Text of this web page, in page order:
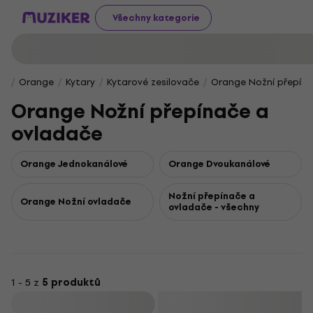
Všechny kategorie
Orange Kytary Kytarové zesilovače Orange Nožní
Orange Nožní přepínače a
ovladače
Orange Jednokanálové Orange Dvoukanálové
Orange Nožní ovladače Nožní přepínače a
ovladače - všechny
1 - 5 z 5 produktů